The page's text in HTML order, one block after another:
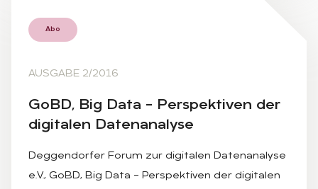
Abo
AUSGABE 2/2016
GoBD, Big Data – Per­spek­ti­ven der
di­gi­ta­len Da­ten­ana­ly­se
Deggendorfer Forum zur digitalen Datenanalyse
e.V., GoBD, Big Data – Perspektiven der digitalen